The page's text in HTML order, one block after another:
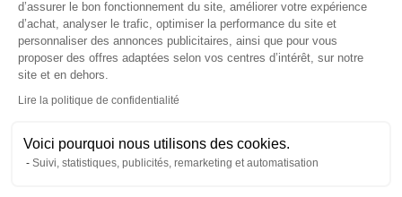
d’assurer le bon fonctionnement du site, améliorer votre expérience
d’achat, analyser le trafic, optimiser la performance du site et
personnaliser des annonces publicitaires, ainsi que pour vous
proposer des offres adaptées selon vos centres d’intérêt, sur notre
site et en dehors.
Lire la politique de confidentialité
Voici pourquoi nous utilisons des cookies.
Suivi, statistiques, publicités, remarketing et automatisation
Axeptio consent
Nous répondons à toutes vos
questions ;)
Posez-nous vos questions